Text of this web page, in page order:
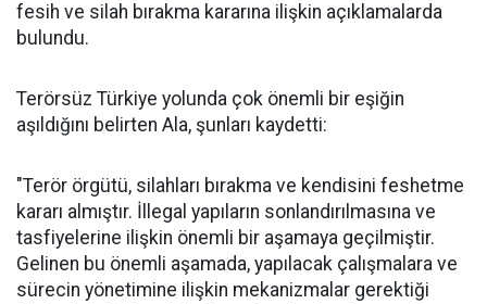
fesih ve silah bırakma kararına ilişkin açıklamalarda
bulundu.
Terörsüz Türkiye yolunda çok önemli bir eşiğin
aşıldığını belirten Ala, şunları kaydetti:
"Terör örgütü, silahları bırakma ve kendisini feshetme
kararı almıştır. İllegal yapıların sonlandırılmasına ve
tasfiyelerine ilişkin önemli bir aşamaya geçilmiştir.
Gelinen bu önemli aşamada, yapılacak çalışmalara ve
sürecin yönetimine ilişkin mekanizmalar gerektiği